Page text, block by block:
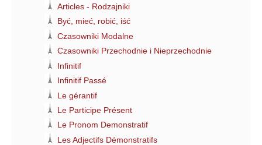
Articles - Rodzajniki
Być, mieć, robić, iść
Czasowniki Modalne
Czasowniki Przechodnie i Nieprzechodnie
Infinitif
Infinitif Passé
Le gérantif
Le Participe Présent
Le Pronom Demonstratif
Les Adjectifs Démonstratifs